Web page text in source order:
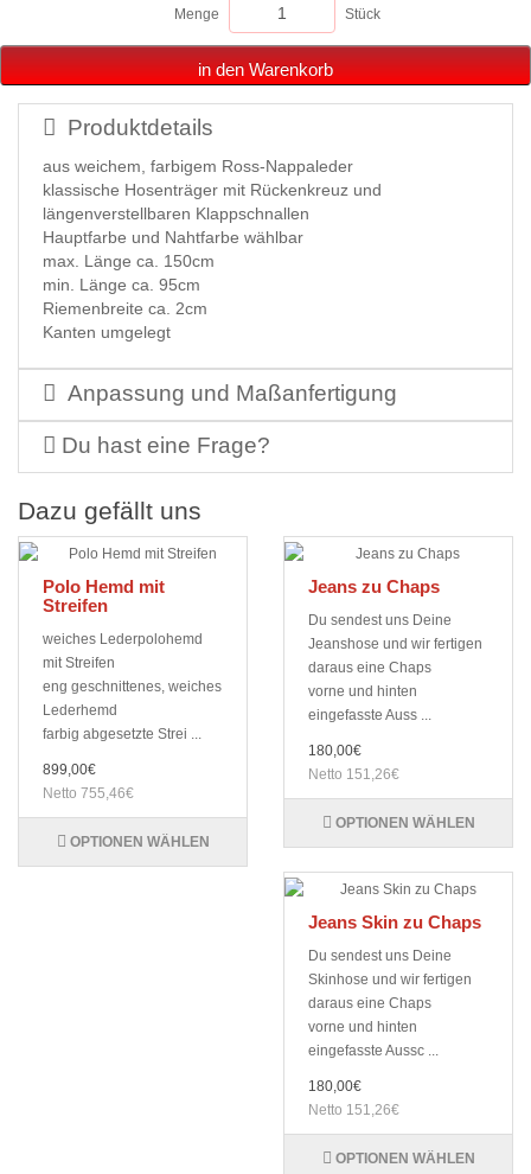
Menge Stück
in den Warenkorb
Produktdetails
aus weichem, farbigem Ross-Nappaleder
klassische Hosenträger mit Rückenkreuz und
längenverstellbaren Klappschnallen
Hauptfarbe und Nahtfarbe wählbar
max. Länge ca. 150cm
min. Länge ca. 95cm
Riemenbreite ca. 2cm
Kanten umgelegt
Anpassung und Maßanfertigung
Du hast eine Frage?
Dazu gefällt uns
Polo Hemd mit
Streifen
weiches Lederpolohemd
mit Streifen
eng geschnittenes, weiches
Lederhemd
farbig abgesetzte Strei ...
899,00€
Netto 755,46€
OPTIONEN WÄHLEN
Jeans zu Chaps
Du sendest uns Deine
Jeanshose und wir fertigen
daraus eine Chaps
vorne und hinten
eingefasste Auss ...
180,00€
Netto 151,26€
OPTIONEN WÄHLEN
Jeans Skin zu Chaps
Du sendest uns Deine
Skinhose und wir fertigen
daraus eine Chaps
vorne und hinten
eingefasste Aussc ...
180,00€
Netto 151,26€
OPTIONEN WÄHLEN